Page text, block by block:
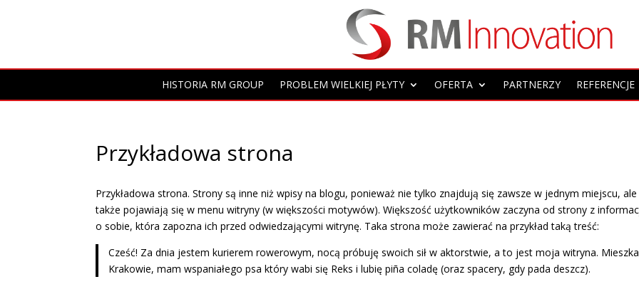
HISTORIA RM GROUP PROBLEM WIELKIEJ PŁYTY OFERTA PARTNERZY REFERENCJE
Przykładowa strona
Przykładowa strona. Strony są inne niż wpisy na blogu, ponieważ nie tylko znajdują się zawsze w jednym miejscu, ale
także pojawiają się w menu witryny (w większości motywów). Większość użytkowników zaczyna od strony z
o sobie, która zapozna ich przed odwiedzającymi witrynę. Taka strona może zawierać na przykład taką treść:
Cześć! Za dnia jestem kurierem rowerowym, nocą próbuję swoich sił w aktorstwie, a to jest moja witryna.
Krakowie, mam wspaniałego psa który wabi się Reks i lubię piña coladę (oraz spacery, gdy pada deszcz).